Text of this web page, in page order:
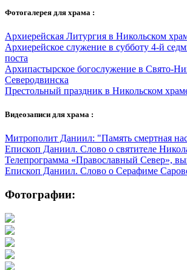
Фотогалерея для храма :
Архиерейская Литургия в Никольском
Архиерейское служение в субботу 4-й
поста
Архипастырское богослужение в Свято-
Северодвинска
Престольный праздник в Никольском
Видеозаписи для храма :
Митрополит Даниил: "Память смертная нас
Епископ Даниил. Слово о святителе
Телепрограмма «Православный Север»,
Епископ Даниил. Слово о Серафиме
Фотографии: